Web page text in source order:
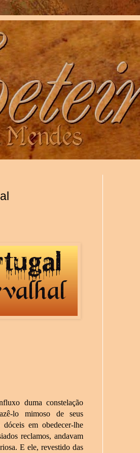
duma constelação
lo mimoso de seus
em obedecer-lhe
reclamos, andavam
E ele, revestido das